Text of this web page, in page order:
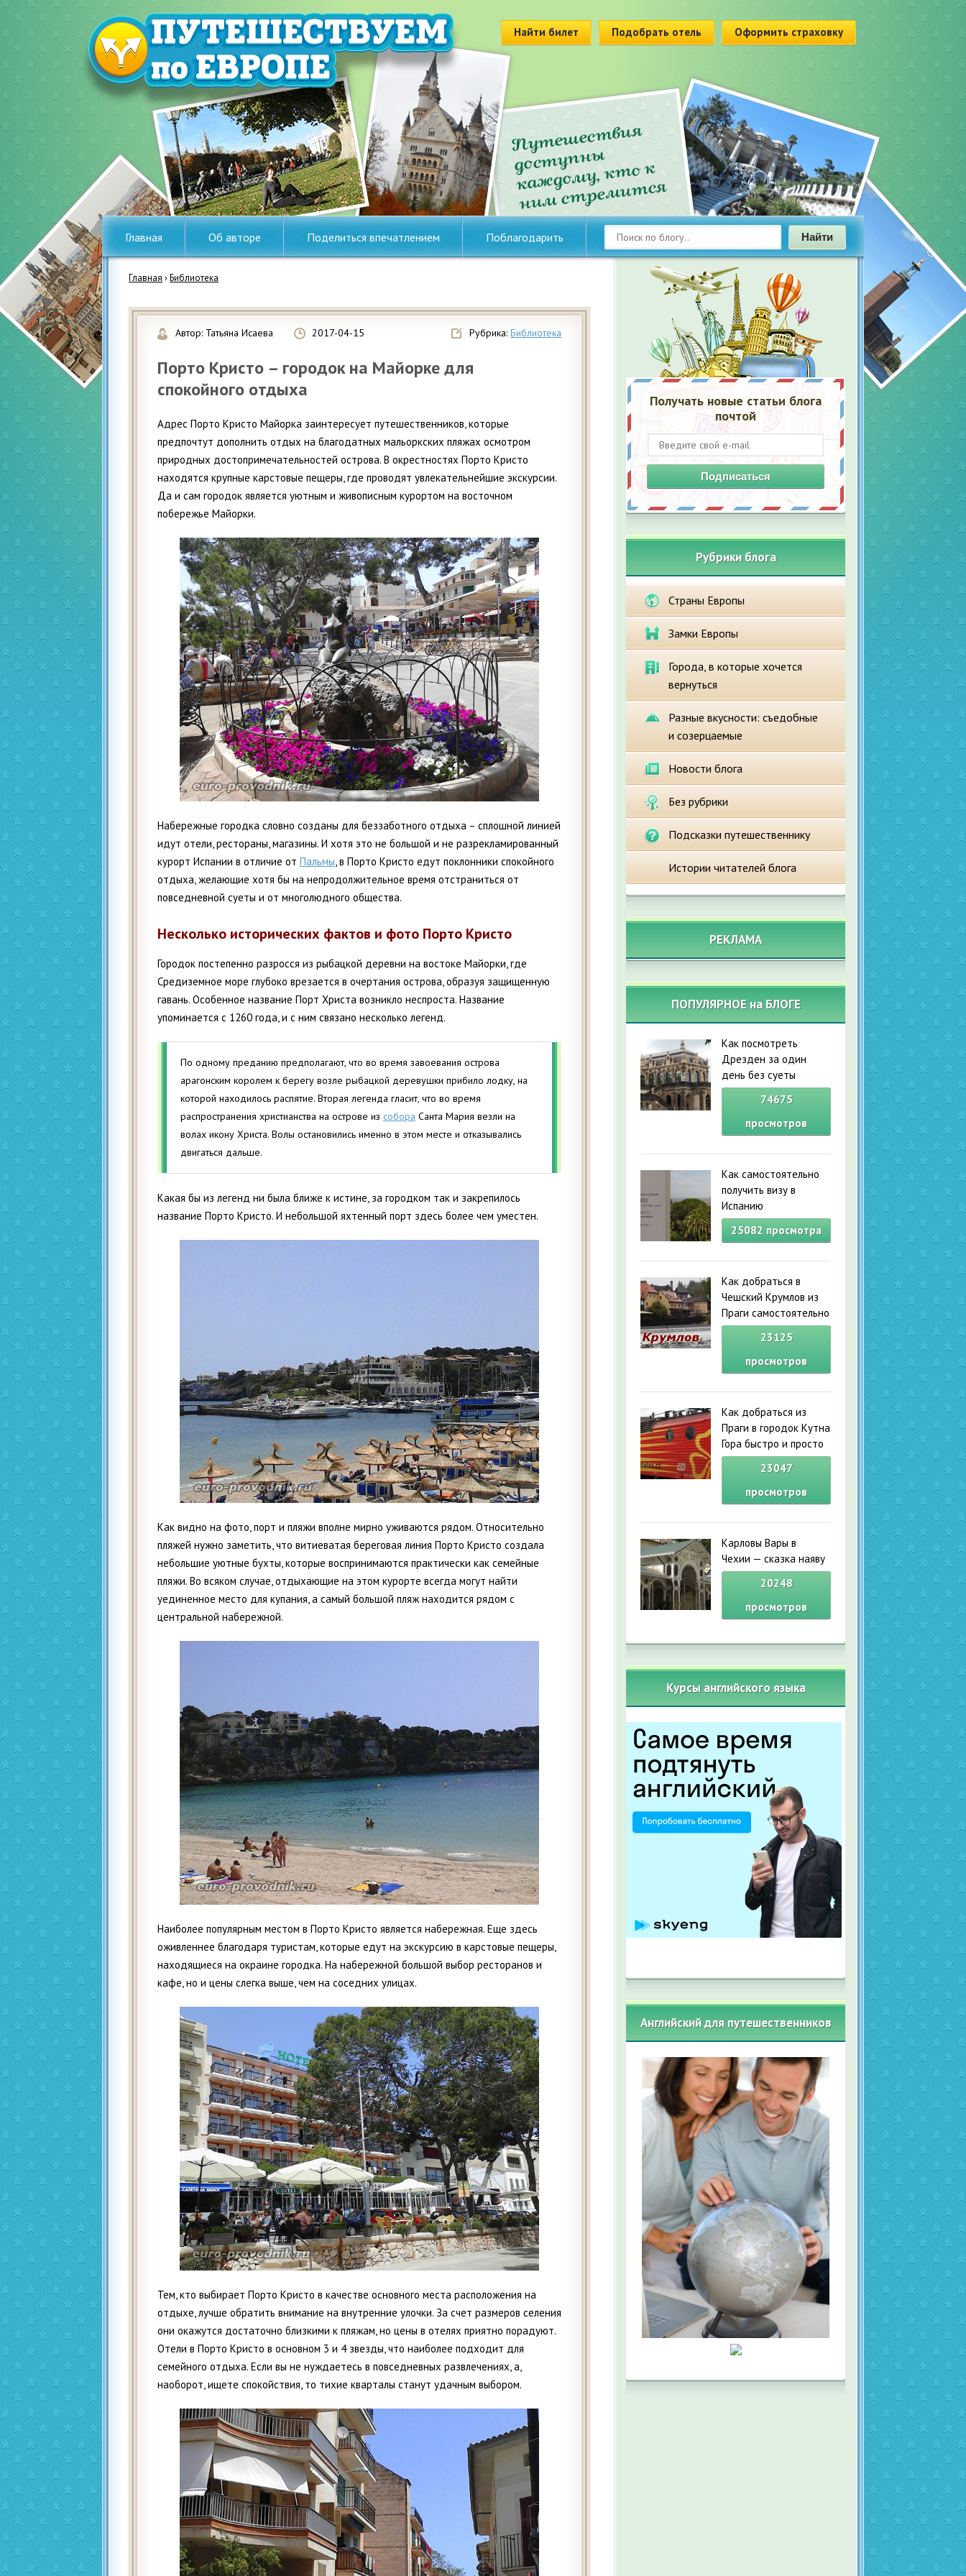
Найти билет Подобрать отель Оформить страховку
Главная Об авторе Поделиться впечатлением Поблагодарить Найти
Главная ›Библиотека
Рубрика:Библиотека
Автор: Татьяна Исаева 2017-04-15
Порто Кристо – городок на Майорке для
спокойного отдыха
Адрес Порто Кристо Майорка заинтересует путешественников, которые
предпочтут дополнить отдых на благодатных мальоркских пляжах осмотром
природных достопримечательностей острова. В окрестностях Порто Кристо
находятся крупные карстовые пещеры, где проводят увлекательнейшие экскурсии.
Да и сам городок является уютным и живописным курортом на восточном
побережье Майорки.
Набережные городка словно созданы для беззаботного отдыха – сплошной линией
идут отели, рестораны, магазины. И хотя это не большой и не разрекламированный
курорт Испании в отличие от Пальмы , в Порто Кристо едут поклонники спокойного
отдыха, желающие хотя бы на непродолжительное время отстраниться от
повседневной суеты и от многолюдного общества.
Несколько исторических фактов и фото Порто Кристо
Городок постепенно разросся из рыбацкой деревни на востоке Майорки, где
Средиземное море глубоко врезается в очертания острова, образуя защищенную
гавань. Особенное название Порт Христа возникло неспроста. Название
упоминается с 1260 года, и с ним связано несколько легенд.
По одному преданию предполагают, что во время завоевания острова
арагонским королем к берегу возле рыбацкой деревушки прибило лодку, на
которой находилось распятие. Вторая легенда гласит, что во время
распространения христианства на острове из собора Санта Мария везли на
волах икону Христа. Волы остановились именно в этом месте и отказывались
двигаться дальше.
Какая бы из легенд ни была ближе к истине, за городком так и закрепилось
название Порто Кристо. И небольшой яхтенный порт здесь более чем уместен.
Как видно на фото, порт и пляжи вполне мирно уживаются рядом. Относительно
пляжей нужно заметить, что витиеватая береговая линия Порто Кристо создала
небольшие уютные бухты, которые воспринимаются практически как семейные
пляжи. Во всяком случае, отдыхающие на этом курорте всегда могут найти
уединенное место для купания, а самый большой пляж находится рядом с
центральной набережной.
Наиболее популярным местом в Порто Кристо является набережная. Еще здесь
оживленнее благодаря туристам, которые едут на экскурсию в карстовые пещеры,
находящиеся на окраине городка. На набережной большой выбор ресторанов и
кафе, но и цены слегка выше, чем на соседних улицах.
Тем, кто выбирает Порто Кристо в качестве основного места расположения на
отдыхе, лучше обратить внимание на внутренние улочки. За счет размеров селения
они окажутся достаточно близкими к пляжам, но цены в отелях приятно порадуют.
Отели в Порто Кристо в основном 3 и 4 звезды, что наиболее подходит для
семейного отдыха. Если вы не нуждаетесь в повседневных развлечениях, а,
наоборот, ищете спокойствия, то тихие кварталы станут удачным выбором.
Получать новые статьи блога
почтой
Подписаться
Рубрики блога
Страны Европы
Замки Европы
Города, в которые хочется
вернуться
Разные вкусности: съедобные
и созерцаемые
Новости блога
Без рубрики
Подсказки путешественнику
Истории читателей блога
РЕКЛАМА
ПОПУЛЯРНОЕ на БЛОГЕ
Как посмотреть
Дрезден за один
день без суеты
74675
просмотров
Как самостоятельно
получить визу в
Испанию
25082 просмотра
Как добраться в
Чешский Крумлов из
Праги самостоятельно
23125
просмотров
Как добраться из
Праги в городок Кутна
Гора быстро и просто
23047
просмотров
Карловы Вары в
Чехии — сказка наяву
20248
просмотров
Курсы английского языка
Английский для путешественников